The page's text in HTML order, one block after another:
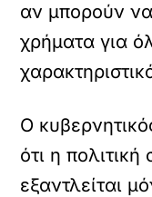
αν μπορούν
χρήματα για
Ο
ότι η
εξαντλείται